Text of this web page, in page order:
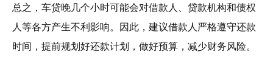
总之，车贷晚几个小时可能会对借款人、贷款机构和债权
人等各方产生不利影响。因此，建议借款人严格遵守还款
时间，提前规划好还款计划，做好预算，减少财务风险。